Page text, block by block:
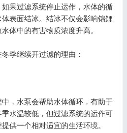
果过滤系统停止运作，水体的循
表面结冰。结冰不仅会影响锦鲤
体中的有害物质浓度升高。
继续开过滤的理由：
，水泵会帮助水体循环，有助于
水温较低，但过滤系统的运作可
供一个相对适宜的生活环境。